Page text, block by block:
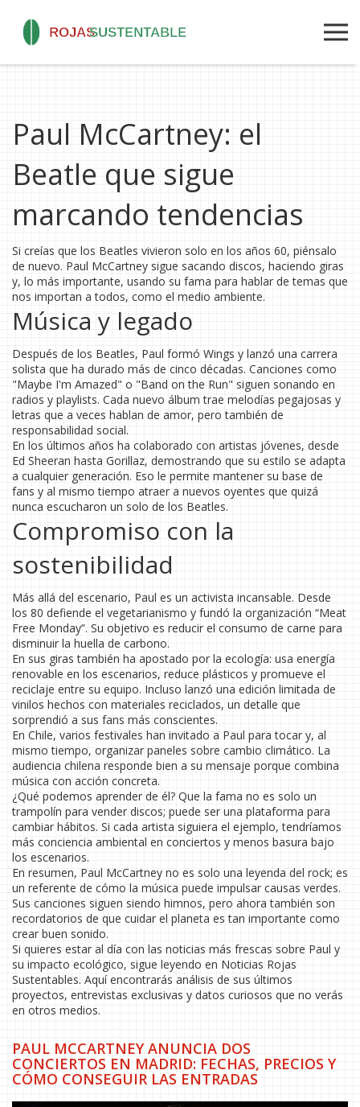
Paul McCartney: el
Beatle que sigue
marcando tendencias
Si creías que los Beatles vivieron solo en los años 60, piénsalo
de nuevo. Paul McCartney sigue sacando discos, haciendo giras
y, lo más importante, usando su fama para hablar de temas que
nos importan a todos, como el medio ambiente.
Música y legado
Después de los Beatles, Paul formó Wings y lanzó una carrera
solista que ha durado más de cinco décadas. Canciones como
"Maybe I'm Amazed" o "Band on the Run" siguen sonando en
radios y playlists. Cada nuevo álbum trae melodías pegajosas y
letras que a veces hablan de amor, pero también de
responsabilidad social.
En los últimos años ha colaborado con artistas jóvenes, desde
Ed Sheeran hasta Gorillaz, demostrando que su estilo se adapta
a cualquier generación. Eso le permite mantener su base de
fans y al mismo tiempo atraer a nuevos oyentes que quizá
nunca escucharon un solo de los Beatles.
Compromiso con la
sostenibilidad
Más allá del escenario, Paul es un activista incansable. Desde
los 80 defiende el vegetarianismo y fundó la organización “Meat
Free Monday”. Su objetivo es reducir el consumo de carne para
disminuir la huella de carbono.
En sus giras también ha apostado por la ecología: usa energía
renovable en los escenarios, reduce plásticos y promueve el
reciclaje entre su equipo. Incluso lanzó una edición limitada de
vinilos hechos con materiales reciclados, un detalle que
sorprendió a sus fans más conscientes.
En Chile, varios festivales han invitado a Paul para tocar y, al
mismo tiempo, organizar paneles sobre cambio climático. La
audiencia chilena responde bien a su mensaje porque combina
música con acción concreta.
¿Qué podemos aprender de él? Que la fama no es solo un
trampolín para vender discos; puede ser una plataforma para
cambiar hábitos. Si cada artista siguiera el ejemplo, tendríamos
más conciencia ambiental en conciertos y menos basura bajo
los escenarios.
En resumen, Paul McCartney no es solo una leyenda del rock; es
un referente de cómo la música puede impulsar causas verdes.
Sus canciones siguen siendo himnos, pero ahora también son
recordatorios de que cuidar el planeta es tan importante como
crear buen sonido.
Si quieres estar al día con las noticias más frescas sobre Paul y
su impacto ecológico, sigue leyendo en Noticias Rojas
Sustentables. Aquí encontrarás análisis de sus últimos
proyectos, entrevistas exclusivas y datos curiosos que no verás
en otros medios.
PAUL MCCARTNEY ANUNCIA DOS
CONCIERTOS EN MADRID: FECHAS, PRECIOS Y
CÓMO CONSEGUIR LAS ENTRADAS